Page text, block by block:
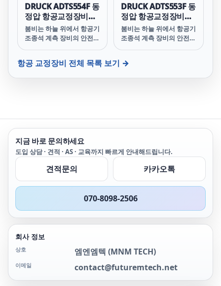
DRUCK ADTS554F 동
정압 항공교정장비
(4CH)
붐비는 하늘 위에서 항공기
조종석 계측 장비의 안전을
DRUCK ADTS553F 동
정압 항공교정장비
(3CH)
붐비는 하늘 위에서 항공기
조종석 계측 장비의 안전을
항공 교정장비 전체 목록 보기 →
지금 바로 문의하세요
도입 상담 · 견적 · AS · 교육까지 빠르게 안내해드립니다.
견적문의 카카오톡
070-8098-2506
회사 정보
상호 엠엔엠텍 (MNM TECH)
이메일 contact@futuremtech.net